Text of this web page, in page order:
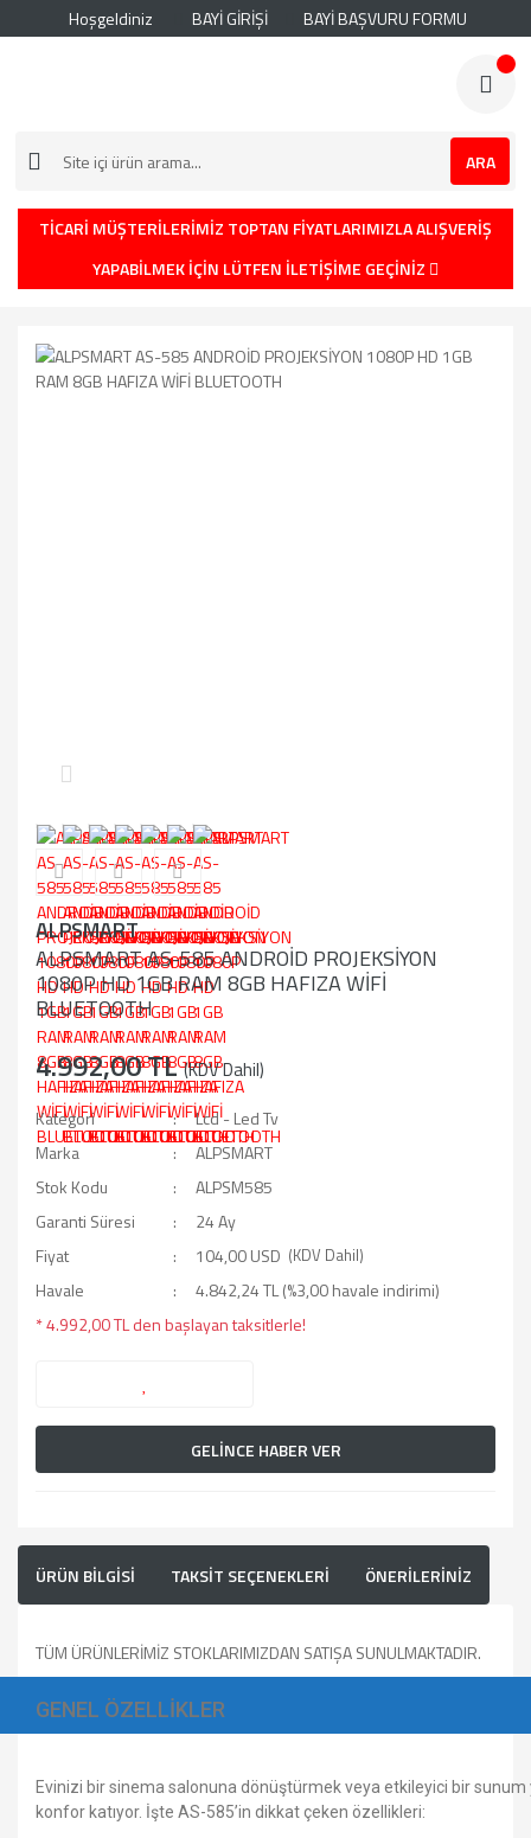
Hoşgeldiniz BAYİ GİRİŞİ BAYİ BAŞVURU FORMU
ARA
TİCARİ MÜŞTERİLERİMİZ TOPTAN FİYATLARIMIZLA ALIŞVERİŞ
YAPABİLMEK İÇİN LÜTFEN İLETİŞİME GEÇİNİZ
ALPSMART
ALPSMART AS-585 ANDROİD PROJEKSİYON
1080P HD 1GB RAM 8GB HAFIZA WİFİ
BLUETOOTH
4.992,00 TL(KDV Dahil)
Kategori
Lcd - Led Tv
Marka
ALPSMART
Stok Kodu
ALPSM585
Garanti Süresi
24 Ay
Fiyat
104,00 USD (KDV Dahil)
Havale
4.842,24 TL (%3,00 havale indirimi)
* 4.992,00 TL den başlayan taksitlerle!
GELİNCE HABER VER
ÜRÜN BİLGİSİ TAKSİT SEÇENEKLERİ ÖNERİLERİNİZ
TÜM ÜRÜNLERİMİZ STOKLARIMIZDAN SATIŞA SUNULMAKTADIR.
GENEL ÖZELLİKLER
Evinizi bir sinema salonuna dönüştürmek veya etkileyici bir
konfor katıyor. İşte AS-585’in dikkat çeken özellikleri: